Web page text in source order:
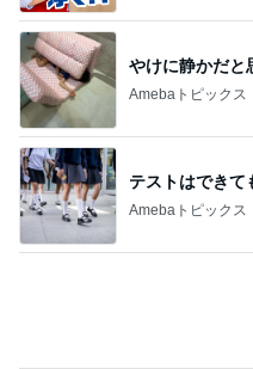
やけに静かだと
Amebaトピックス
テストはできて
Amebaトピックス